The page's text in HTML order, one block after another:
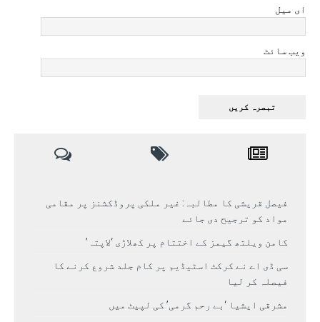
ای میل
ویب سائٹ
فیصل قریشی کا مطالبہ: غیر ملکی پروڈکشنز پر مقامی
مواد کو ترجیح دی جائے
کامن ویلتھ گیمز کے اختتام پر کھلاڑی ‘لاپتہ’
سی ڈی اے نے کرکٹ اسٹیڈیم پر کام جلد شروع کرنے کا
فیصلہ کر لیا
مشرقی ایشیا ‘بے رحم گرمی’ کی لپیٹ میں